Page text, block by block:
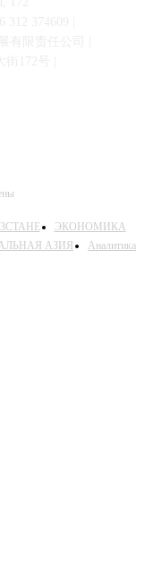
ЭКОНОМИКА
АЗИЯ Аналитика